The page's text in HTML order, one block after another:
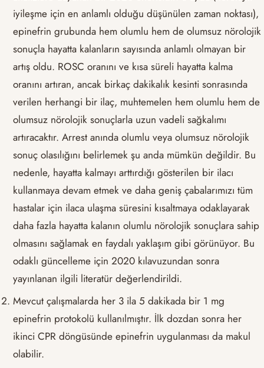
iyileşme için en anlamlı olduğu düşünülen zaman noktası),
epinefrin grubunda hem olumlu hem de olumsuz nörolojik
sonuçla hayatta kalanların sayısında anlamlı olmayan bir
artış oldu. ROSC oranını ve kısa süreli hayatta kalma
oranını artıran, ancak birkaç dakikalık kesinti sonrasında
verilen herhangi bir ilaç, muhtemelen hem olumlu hem de
olumsuz nörolojik sonuçlarla uzun vadeli sağkalımı
artıracaktır. Arrest anında olumlu veya olumsuz nörolojik
sonuç olasılığını belirlemek şu anda mümkün değildir. Bu
nedenle, hayatta kalmayı arttırdığı gösterilen bir ilacı
kullanmaya devam etmek ve daha geniş çabalarımızı tüm
hastalar için ilaca ulaşma süresini kısaltmaya odaklayarak
daha fazla hayatta kalanın olumlu nörolojik sonuçlara sahip
olmasını sağlamak en faydalı yaklaşım gibi görünüyor. Bu
odaklı güncelleme için 2020 kılavuzundan sonra
yayınlanan ilgili literatür değerlendirildi.
Mevcut çalışmalarda her 3 ila 5 dakikada bir 1 mg
epinefrin protokolü kullanılmıştır. İlk dozdan sonra her
ikinci CPR döngüsünde epinefrin uygulanması da makul
olabilir.